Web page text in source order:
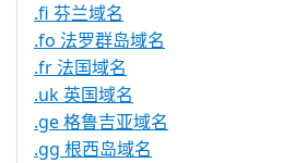
.fi 芬兰域名
.fo 法罗群岛域名
.fr 法国域名
.uk 英国域名
.ge 格鲁吉亚域名
.gg 根西岛域名